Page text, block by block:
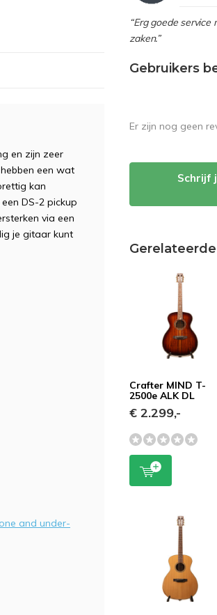
“Erg goede service
zaken.”
en zijn zeer
een wat
kan
DS-2 pickup
via een
je gitaar kunt
and under-
Gebruikers
Er zijn nog geen
Schrijf
Crafter MIND T-
2500e ALK DL
€ 2.299,-